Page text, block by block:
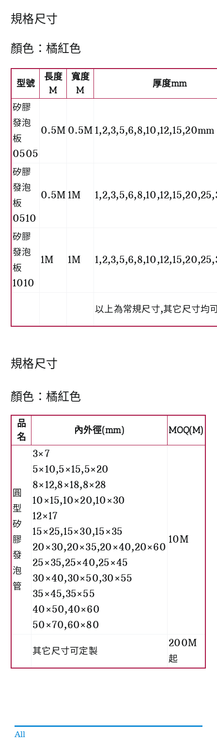
規格尺寸
顏色：橘紅色
型號
長度
M
寬度
M
厚度mm
矽膠
發泡
板
0505
0.5M 0.5M 1,2,3,5,6,8,10,12,15,20mm
矽膠
發泡
板
0510
0.5M 1M
矽膠
發泡
板
1010
1M 1M
以上為常規尺寸,其它尺寸均
規格尺寸
顏色：橘紅色
品
名
內外徑(mm) MOQ(M)
圓
型
矽
膠
發
泡
管
3×7
5×10,5×15,5×20
8×12,8×18,8×28
10×15,10×20,10×30
12×17
15×25,15×30,15×35
20×30,20×35,20×40,20×60
25×35,25×40,25×45
30×40,30×50,30×55
35×45,35×55
40×50,40×60
50×70,60×80
10M
其它尺寸可定製
200M
起
All